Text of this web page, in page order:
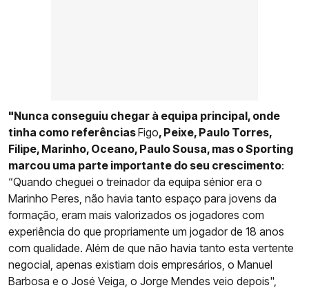
"Nunca conseguiu chegar à equipa principal, onde
tinha como referênciasFigo, Peixe, Paulo Torres,
Filipe, Marinho, Oceano, Paulo Sousa, mas o Sporting
marcou uma parte importante do seu crescimento:
“Quando cheguei o treinador da equipa sénior era o
Marinho Peres, não havia tanto espaço para jovens da
formação, eram mais valorizados os jogadores com
experiência do que propriamente um jogador de 18 anos
com qualidade. Além de que não havia tanto esta vertente
negocial, apenas existiam dois empresários, o Manuel
Barbosa e o José Veiga, o Jorge Mendes veio depois",